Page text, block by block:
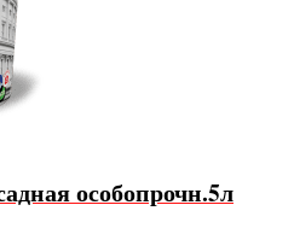
особопрочн.5л